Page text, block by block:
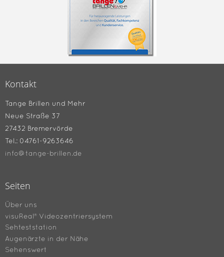
Kontakt
Tange Brillen und Mehr
Neue Straße 37
27432 Bremervörde
Tel.: 04761-9263646
info@tange-brillen.de
Seiten
Über uns
visuReal® Videozentriersystem
Sehteststation
Augenärzte in der Nähe
Sehenswert